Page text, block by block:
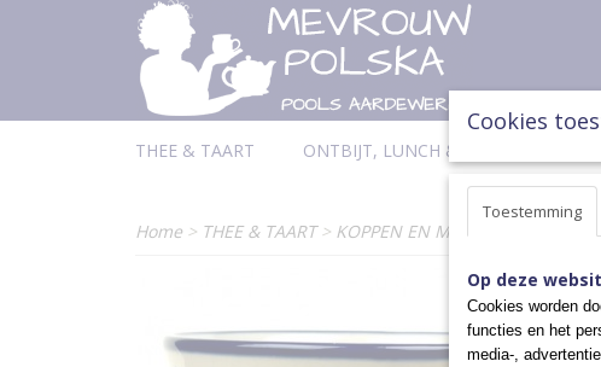
THEE & TAART ONTBIJT, LUNCH & DINER
Home > THEE & TAART> KOPPEN EN MOKKEN
Cookies
Toestemming
Op deze
Cookies worden
functies en het
media-,